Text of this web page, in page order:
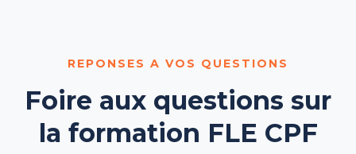
REPONSES A VOS QUESTIONS
Foire aux questions sur
la formation FLE CPF